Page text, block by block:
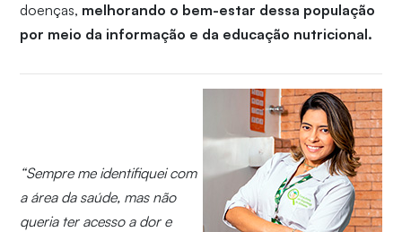
doenças, melhorando o bem-estar dessa população
por meio da informação e da educação nutricional.
“Sempre me identifiquei com
a área da saúde, mas não
queria ter acesso a dor e